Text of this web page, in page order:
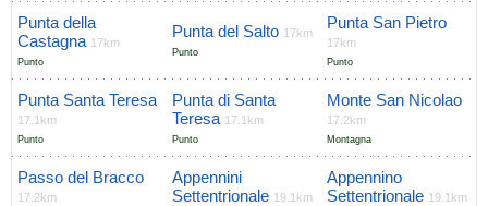
Punta della
Castagna 17km
Punto
Punta del Salto 17km
Punto
Punta San Pietro
17km
Punto
Punta Santa Teresa
17.1km
Punto
Punta di Santa
Teresa 17.1km
Punto
Monte San Nicolao
17.2km
Montagna
Passo del Bracco
17.2km
Appennini
Settentrionale 19.1km
Appennino
Settentrionale 19.1km